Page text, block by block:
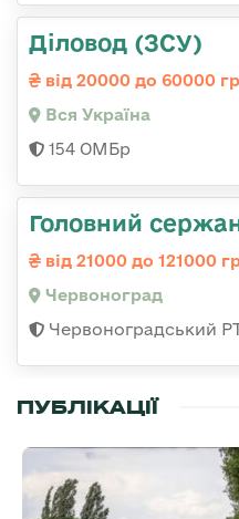
Діловод (ЗСУ)
від 20000 до 60000
Вся Україна
154 ОМБр
Головний
від 21000 до 121000
Червоноград
Червоноградський
ПУБЛІКАЦІЇ